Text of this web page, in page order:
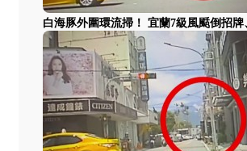
白海豚外圍環流掃！ 宜蘭7級風颳倒招牌